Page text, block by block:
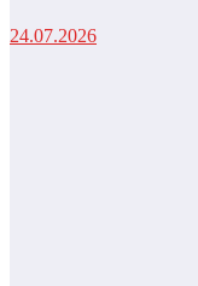
24.07.2026